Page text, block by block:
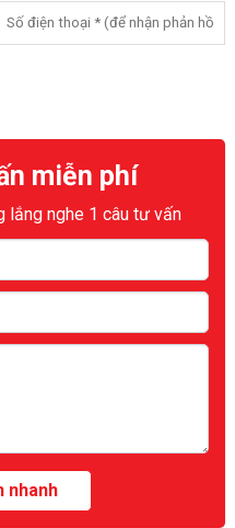
miễn phí
lắng nghe 1 câu tư vấn